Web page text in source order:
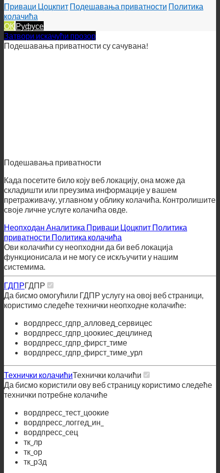
Приваци ЦоцкпитПодешавања приватностиПолитика
колачића
ОКРуфусе
Затвори искачући прозор
Подешавања приватности су сачувана!
Подешавања приватности
Када посетите било коју веб локацију, она може да
складишти или преузима информације у вашем
претраживачу, углавном у облику колачића. Контролишите
своје личне услуге колачића овде.
НеопходанАналитикаПриваци ЦоцкпитПолитика
приватностиПолитика колачића
Ови колачићи су неопходни да би веб локација
функционисала и не могу се искључити у нашим
системима.
ГДПРГДПР
Да бисмо омогућили ГДПР услугу на овој веб страници,
користимо следеће технички неопходне колачиће:
вордпресс_гдпр_алловед_сервицес
вордпресс_гдпр_цоокиес_децлинед
вордпресс_гдпр_фирст_тиме
вордпресс_гдпр_фирст_тиме_урл
Технички колачићи Технички колачићи
Да бисмо користили ову веб страницу користимо следеће
технички потребне колачиће
вордпресс_тест_цоокие
вордпресс_логгед_ин_
вордпресс_сец
тк_лр
тк_ор
тк_р3д